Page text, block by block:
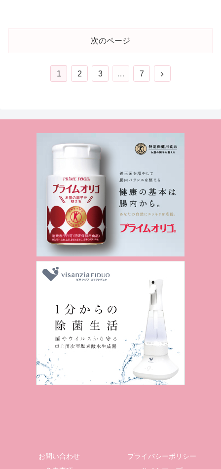
次のページ
1 2 3 … 7
次
お問い合わせ
プライバシーポリシー